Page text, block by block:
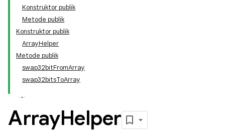
Konstruktor publik
Metode publik
Konstruktor publik
ArrayHelper
Metode publik
swap32bitFromArray
swap32bitsToArray
ArrayHelper